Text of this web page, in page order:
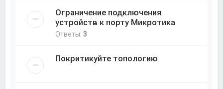
Ограничение подключения
устройств к порту Микротика
Ответы:3
Покритикуйте топологию